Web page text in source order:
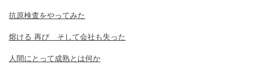
抗原検査をやってみた
熔ける 再び そして会社も失った
人間にとって成熟とは何か